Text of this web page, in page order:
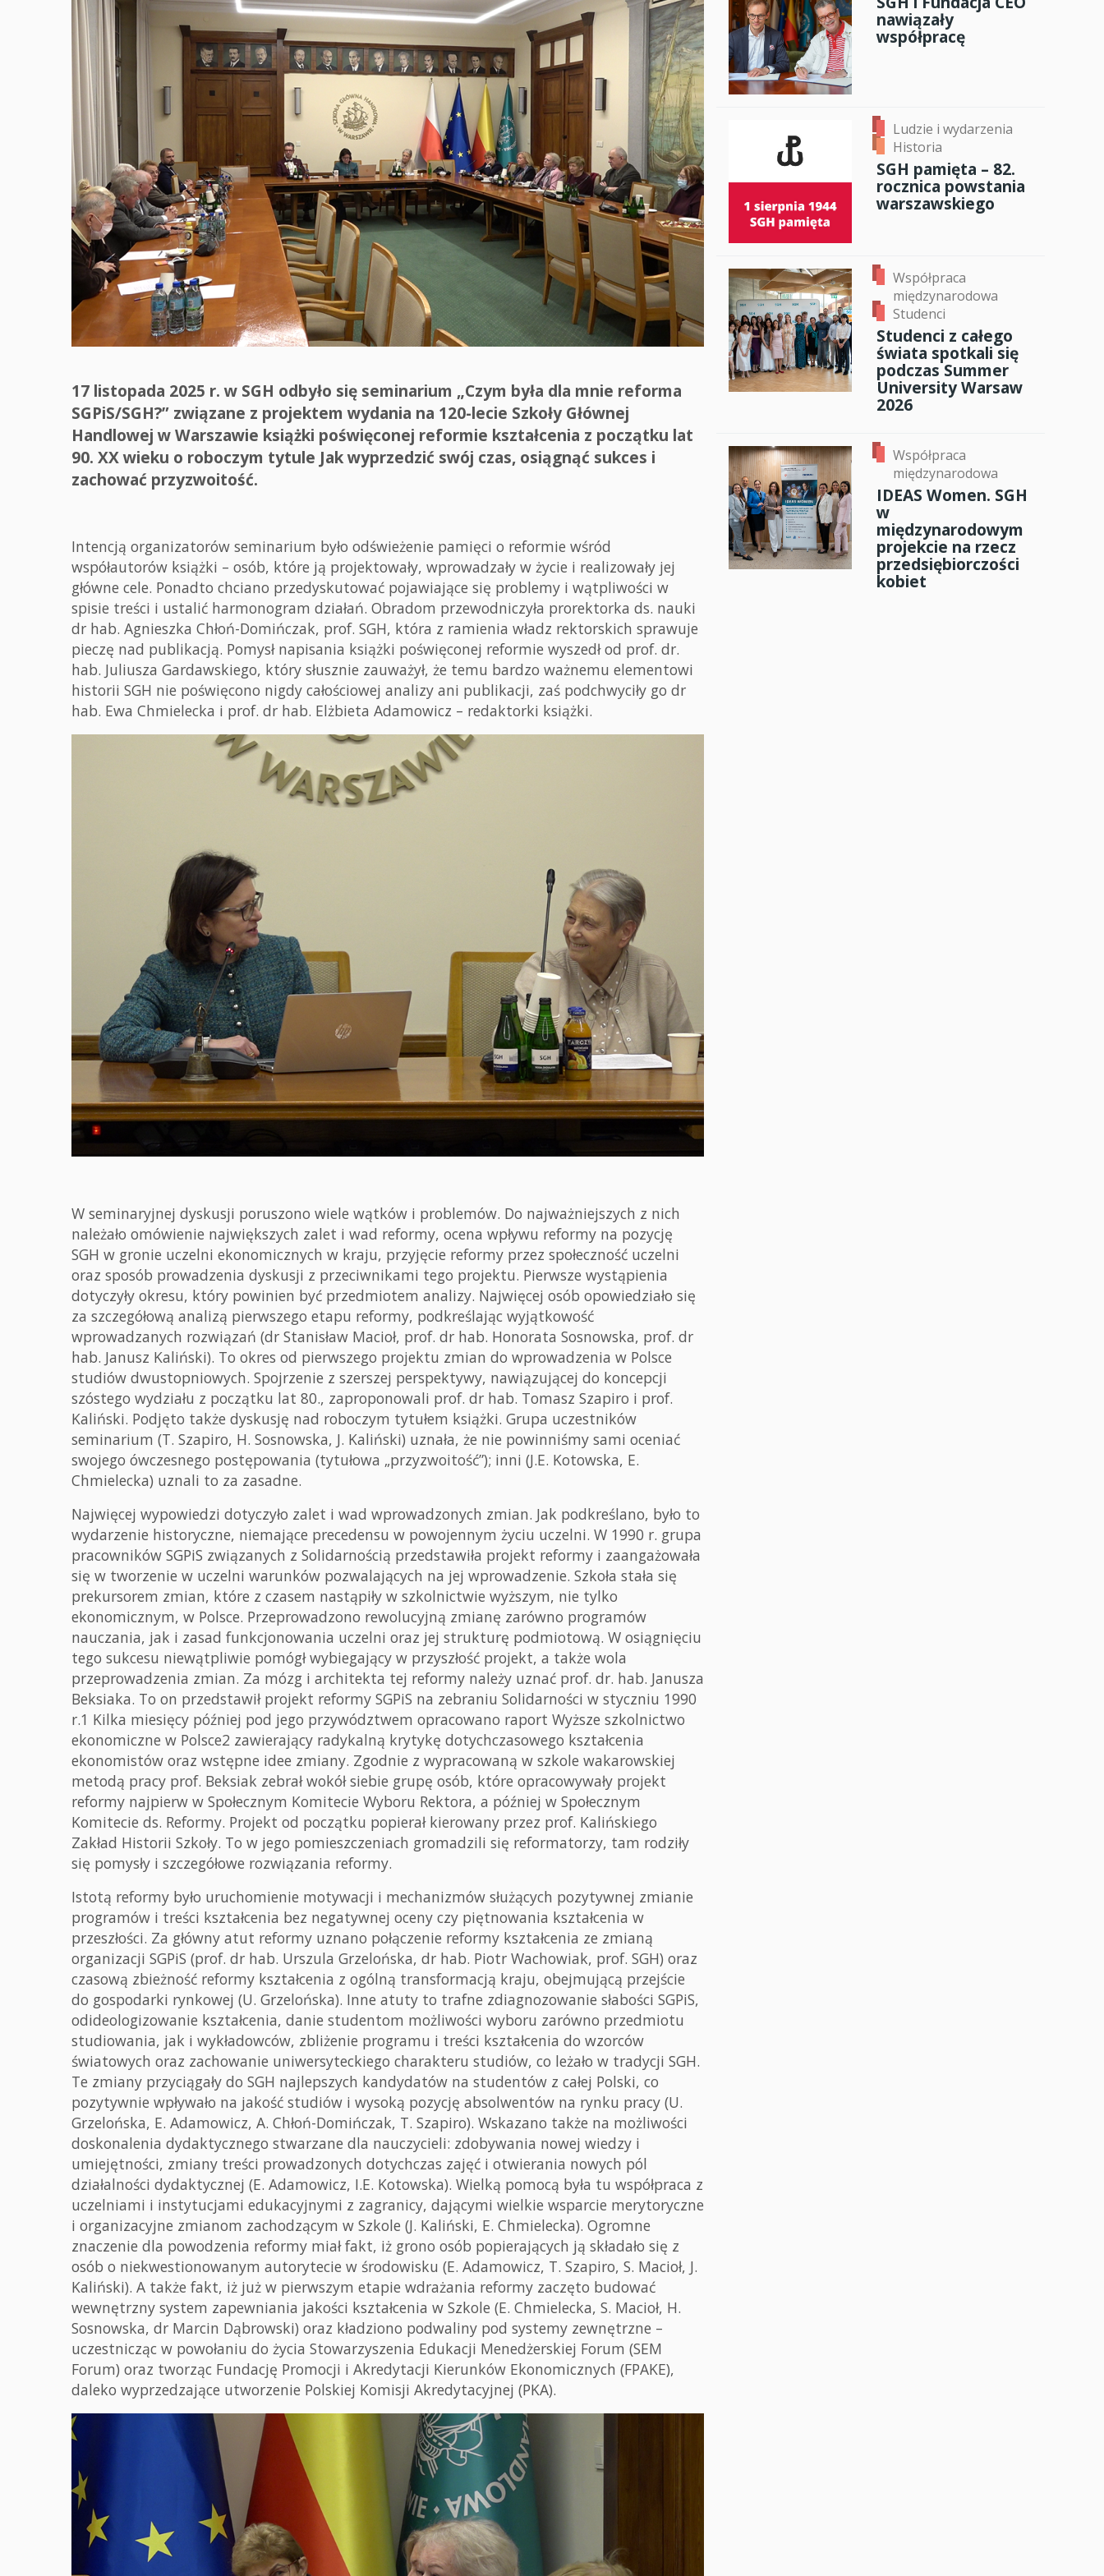
Studenci i doktoranci
Absolwenci
Współpraca międzynarodowa
Współpraca z otoczeniem
Sport
Historia
Wspomnienia
17 listopada 2025 r. w SGH odbyło się seminarium „Czym była dla mnie reforma
SGPiS/SGH?” związane z projektem wydania na 120-lecie Szkoły Głównej
Handlowej w Warszawie książki poświęconej reformie kształcenia z początku lat
90. XX wieku o roboczym tytule Jak wyprzedzić swój czas, osiągnąć sukces i
zachować przyzwoitość.
Intencją organizatorów seminarium było odświeżenie pamięci o reformie wśród
współautorów książki – osób, które ją projektowały, wprowadzały w życie i realizowały jej
główne cele. Ponadto chciano przedyskutować pojawiające się problemy i wątpliwości w
spisie treści i ustalić harmonogram działań. Obradom przewodniczyła prorektorka ds. nauki
dr hab. Agnieszka Chłoń-Domińczak, prof. SGH, która z ramienia władz rektorskich sprawuje
pieczę nad publikacją. Pomysł napisania książki poświęconej reformie wyszedł od prof. dr.
hab. Juliusza Gardawskiego, który słusznie zauważył, że temu bardzo ważnemu elementowi
historii SGH nie poświęcono nigdy całościowej analizy ani publikacji, zaś podchwyciły go dr
hab. Ewa Chmielecka i prof. dr hab. Elżbieta Adamowicz – redaktorki książki.
W seminaryjnej dyskusji poruszono wiele wątków i problemów. Do najważniejszych z nich
należało omówienie największych zalet i wad reformy, ocena wpływu reformy na pozycję
SGH w gronie uczelni ekonomicznych w kraju, przyjęcie reformy przez społeczność uczelni
oraz sposób prowadzenia dyskusji z przeciwnikami tego projektu. Pierwsze wystąpienia
dotyczyły okresu, który powinien być przedmiotem analizy. Najwięcej osób opowiedziało się
za szczegółową analizą pierwszego etapu reformy, podkreślając wyjątkowość
wprowadzanych rozwiązań (dr Stanisław Macioł, prof. dr hab. Honorata Sosnowska, prof. dr
hab. Janusz Kaliński). To okres od pierwszego projektu zmian do wprowadzenia w Polsce
studiów dwustopniowych. Spojrzenie z szerszej perspektywy, nawiązującej do koncepcji
szóstego wydziału z początku lat 80., zaproponowali prof. dr hab. Tomasz Szapiro i prof.
Kaliński. Podjęto także dyskusję nad roboczym tytułem książki. Grupa uczestników
seminarium (T. Szapiro, H. Sosnowska, J. Kaliński) uznała, że nie powinniśmy sami oceniać
swojego ówczesnego postępowania (tytułowa „przyzwoitość”); inni (J.E. Kotowska, E.
Chmielecka) uznali to za zasadne.
Najwięcej wypowiedzi dotyczyło zalet i wad wprowadzonych zmian. Jak podkreślano, było to
wydarzenie historyczne, niemające precedensu w powojennym życiu uczelni. W 1990 r. grupa
pracowników SGPiS związanych z Solidarnością przedstawiła projekt reformy i zaangażowała
się w tworzenie w uczelni warunków pozwalających na jej wprowadzenie. Szkoła stała się
prekursorem zmian, które z czasem nastąpiły w szkolnictwie wyższym, nie tylko
ekonomicznym, w Polsce. Przeprowadzono rewolucyjną zmianę zarówno programów
nauczania, jak i zasad funkcjonowania uczelni oraz jej strukturę podmiotową. W osiągnięciu
tego sukcesu niewątpliwie pomógł wybiegający w przyszłość projekt, a także wola
przeprowadzenia zmian. Za mózg i architekta tej reformy należy uznać prof. dr. hab. Janusza
Beksiaka. To on przedstawił projekt reformy SGPiS na zebraniu Solidarności w styczniu 1990
r.1 Kilka miesięcy później pod jego przywództwem opracowano raport Wyższe szkolnictwo
ekonomiczne w Polsce2 zawierający radykalną krytykę dotychczasowego kształcenia
ekonomistów oraz wstępne idee zmiany. Zgodnie z wypracowaną w szkole wakarowskiej
metodą pracy prof. Beksiak zebrał wokół siebie grupę osób, które opracowywały projekt
reformy najpierw w Społecznym Komitecie Wyboru Rektora, a później w Społecznym
Komitecie ds. Reformy. Projekt od początku popierał kierowany przez prof. Kalińskiego
Zakład Historii Szkoły. To w jego pomieszczeniach gromadzili się reformatorzy, tam rodziły
się pomysły i szczegółowe rozwiązania reformy.
Istotą reformy było uruchomienie motywacji i mechanizmów służących pozytywnej zmianie
programów i treści kształcenia bez negatywnej oceny czy piętnowania kształcenia w
przeszłości. Za główny atut reformy uznano połączenie reformy kształcenia ze zmianą
organizacji SGPiS (prof. dr hab. Urszula Grzelońska, dr hab. Piotr Wachowiak, prof. SGH) oraz
czasową zbieżność reformy kształcenia z ogólną transformacją kraju, obejmującą przejście
do gospodarki rynkowej (U. Grzelońska). Inne atuty to trafne zdiagnozowanie słabości SGPiS,
odideologizowanie kształcenia, danie studentom możliwości wyboru zarówno przedmiotu
studiowania, jak i wykładowców, zbliżenie programu i treści kształcenia do wzorców
światowych oraz zachowanie uniwersyteckiego charakteru studiów, co leżało w tradycji SGH.
Te zmiany przyciągały do SGH najlepszych kandydatów na studentów z całej Polski, co
pozytywnie wpływało na jakość studiów i wysoką pozycję absolwentów na rynku pracy (U.
Grzelońska, E. Adamowicz, A. Chłoń-Domińczak, T. Szapiro). Wskazano także na możliwości
doskonalenia dydaktycznego stwarzane dla nauczycieli: zdobywania nowej wiedzy i
umiejętności, zmiany treści prowadzonych dotychczas zajęć i otwierania nowych pól
działalności dydaktycznej (E. Adamowicz, I.E. Kotowska). Wielką pomocą była tu współpraca z
uczelniami i instytucjami edukacyjnymi z zagranicy, dającymi wielkie wsparcie merytoryczne
i organizacyjne zmianom zachodzącym w Szkole (J. Kaliński, E. Chmielecka). Ogromne
znaczenie dla powodzenia reformy miał fakt, iż grono osób popierających ją składało się z
osób o niekwestionowanym autorytecie w środowisku (E. Adamowicz, T. Szapiro, S. Macioł, J.
Kaliński). A także fakt, iż już w pierwszym etapie wdrażania reformy zaczęto budować
wewnętrzny system zapewniania jakości kształcenia w Szkole (E. Chmielecka, S. Macioł, H.
Sosnowska, dr Marcin Dąbrowski) oraz kładziono podwaliny pod systemy zewnętrzne –
uczestnicząc w powołaniu do życia Stowarzyszenia Edukacji Menedżerskiej Forum (SEM
Forum) oraz tworząc Fundację Promocji i Akredytacji Kierunków Ekonomicznych (FPAKE),
daleko wyprzedzające utworzenie Polskiej Komisji Akredytacyjnej (PKA).
nawiązały
współpracę
Ludzie i wydarzenia
Historia
SGH pamięta – 82.
rocznica powstania
warszawskiego
Współpraca
międzynarodowa
Studenci
Studenci z całego
świata spotkali się
podczas Summer
University Warsaw
2026
Współpraca
międzynarodowa
IDEAS Women. SGH
w
międzynarodowym
projekcie na rzecz
przedsiębiorczości
kobiet